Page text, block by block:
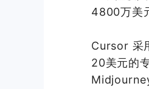
4800万美
Cursor 采
20美元的